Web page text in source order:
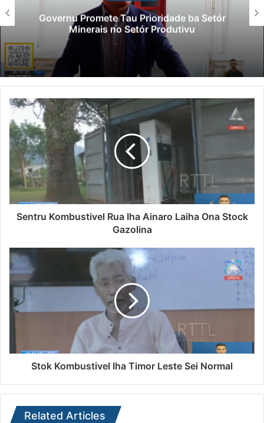
Governu Promete Tau Prioridade ba Setór
Minerais no Setór Produtivu
Sentru Kombustivel Rua Iha Ainaro Laiha Ona Stock
Gazolina
Stok Kombustivel Iha Timor Leste Sei Normal
Related Articles